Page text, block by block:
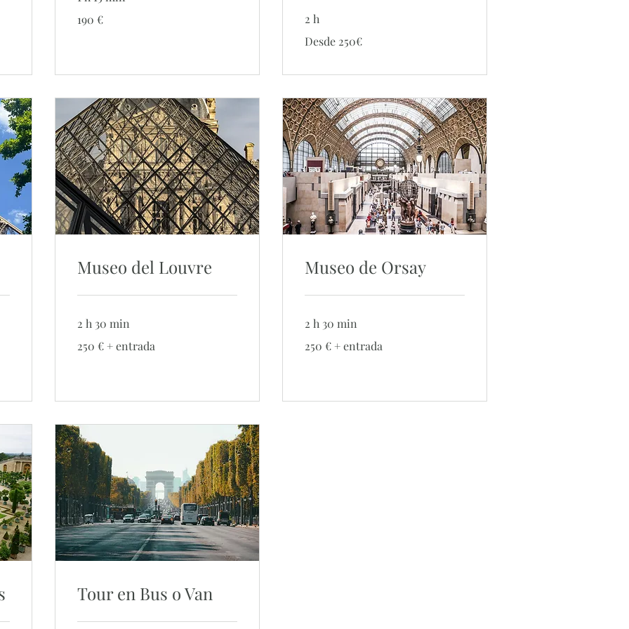
euros
190 € 2 h
250€
Desde 250€
Museo del Louvre
2 h 30 min
€
250 € + entrada
Museo de Orsay
2 h 30 min
€
250 € + entrada
Tour en Bus o Van